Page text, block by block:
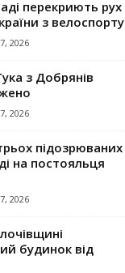
перекриють рух
з велоспорту
2026
з Добрянів
2026
підозрюваних
на постояльця
2026
будинок від